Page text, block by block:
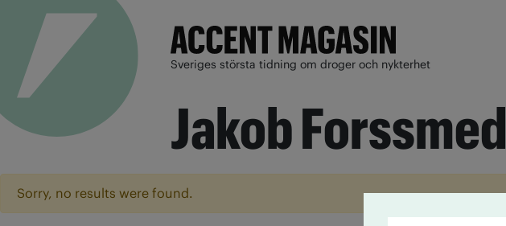
Sveriges största tidning om droger och nykterhet
Jakob Forssmed
Sorry, no results were found.